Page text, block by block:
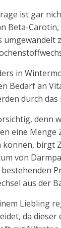
ist gar
Beta-
umgewandelt
in
Bedarf an
durch
denn
eine Menge
können, birgt
von
aus der
Liebling
da